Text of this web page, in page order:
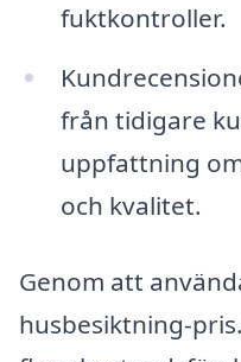
fuktkontroller.
från tidigare
uppfattning
och kvalitet.
Genom att
husbesiktning-